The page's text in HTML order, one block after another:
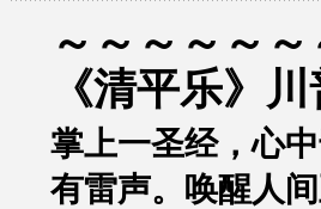
～～～～～
《清平乐》
掌上一圣经，心
有雷声。唤醒人